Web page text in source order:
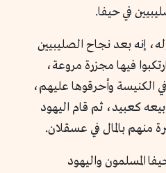
في حيفا.
إنه بعد نجاح الصليبيين
فيها مجزرة مروعة،
الكنيسة وأحرقوها عليهم،
كعبيد، ثم قام اليهود
منهم بالمال في عسقلان.
المسلمون واليهود